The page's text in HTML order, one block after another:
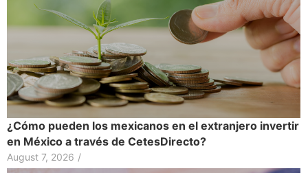
¿Cómo pueden los mexicanos en el extranjero invertir
en México a través de CetesDirecto?
August 7, 2026 /